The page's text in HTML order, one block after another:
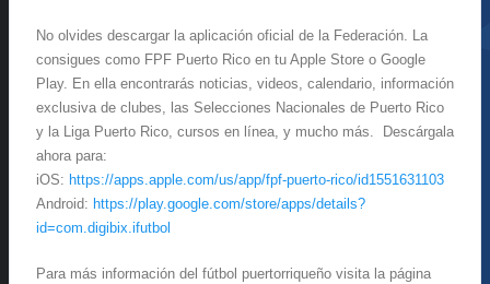
No olvides descargar la aplicación oficial de la Federación. La
consigues como FPF Puerto Rico en tu Apple Store o Google
Play. En ella encontrarás noticias, videos, calendario, información
exclusiva de clubes, las Selecciones Nacionales de Puerto Rico
y la Liga Puerto Rico, cursos en línea, y mucho más. Descárgala
ahora para:
iOS: https://apps.apple.com/us/app/fpf-puerto-rico/id1551631103
Android: https://play.google.com/store/apps/details?
id=com.digibix.ifutbol
Para más información del fútbol puertorriqueño visita la página